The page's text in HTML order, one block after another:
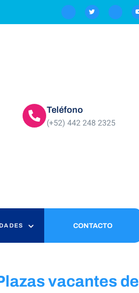
Teléfono
(+52) 442 248 2325
CONTACTO
vacantes del